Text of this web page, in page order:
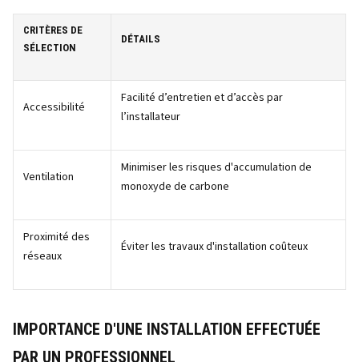
CRITÈRES DE
SÉLECTION
DÉTAILS
Accessibilité
Facilité d’entretien et d’accès par
l’installateur
Ventilation
Minimiser les risques d'accumulation de
monoxyde de carbone
Proximité des
réseaux
Éviter les travaux d'installation coûteux
IMPORTANCE D'UNE INSTALLATION EFFECTUÉE
PAR UN PROFESSIONNEL